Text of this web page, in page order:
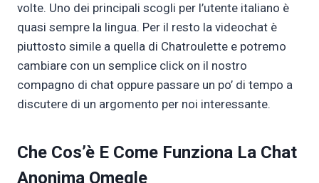
volte. Uno dei principali scogli per l’utente italiano è
quasi sempre la lingua. Per il resto la videochat è
piuttosto simile a quella di Chatroulette e potremo
cambiare con un semplice click on il nostro
compagno di chat oppure passare un po’ di tempo a
discutere di un argomento per noi interessante.
Che Cos’è E Come Funziona La Chat
Anonima Omegle